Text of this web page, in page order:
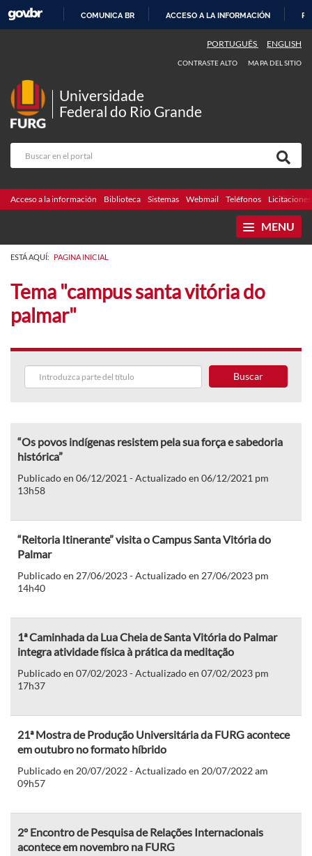
CONTENIDO
COMUNICA BR ACCESO A LA INFORMACIÓN
PORTUGUÊS ENGLISH
CONTRASTE ALTO MAPA DEL SITIO
Universidade
Federal do Rio Grande
Acceso a la información Biblioteca Sistemas Webmail Teléfonos Licitaciones
MENU
ESTÁ AQUÍ: PAGINA INICIAL
Tema "campus santa vitória do
palmar"
Buscar
“Os povos indígenas resistem pela sua força e sabedoria
histórica”
Publicado en 06/12/2021 - Actualizado en 06/12/2021 pm
13h58
“Reitoria Itinerante” visita o Campus Santa Vitória do
Palmar
Publicado en 27/06/2023 - Actualizado en 27/06/2023 pm
14h40
1ª Caminhada da Lua Cheia de Santa Vitória do Palmar
integra atividade física à prática da meditação
Publicado en 07/02/2023 - Actualizado en 07/02/2023 pm
17h37
21ª Mostra de Produção Universitária da FURG acontece
em outubro no formato híbrido
Publicado en 20/07/2022 - Actualizado en 20/07/2022 am
09h57
2º Encontro de Pesquisa de Relações Internacionais
acontece em novembro na FURG